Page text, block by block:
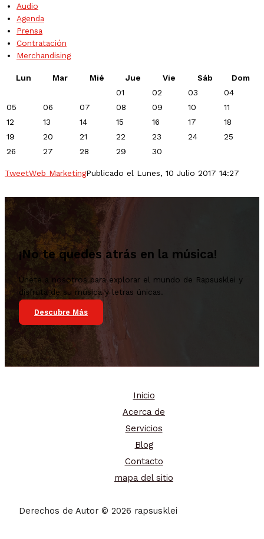
Audio
Agenda
Prensa
Contratación
Merchandising
Lun Mar Mié Jue Vie Sáb
Dom
01
02 03
04
05
06 07 08 09 10
11
12
13 14 15 16 17
18
19
20 21 22 23 24
25
26
27 28 29 30
TweetWeb MarketingPublicado el Lunes, 10 Julio 2017 14:27
¡No te quedes atrás en la música!
Únete a nosotros para explorar el mundo de Rapsusklei y
disfruta de su música y letras únicas.
Descubre Más
Inicio
Acerca de
Servicios
Blog
Contacto
mapa del sitio
Derechos de Autor © 2026 rapsusklei